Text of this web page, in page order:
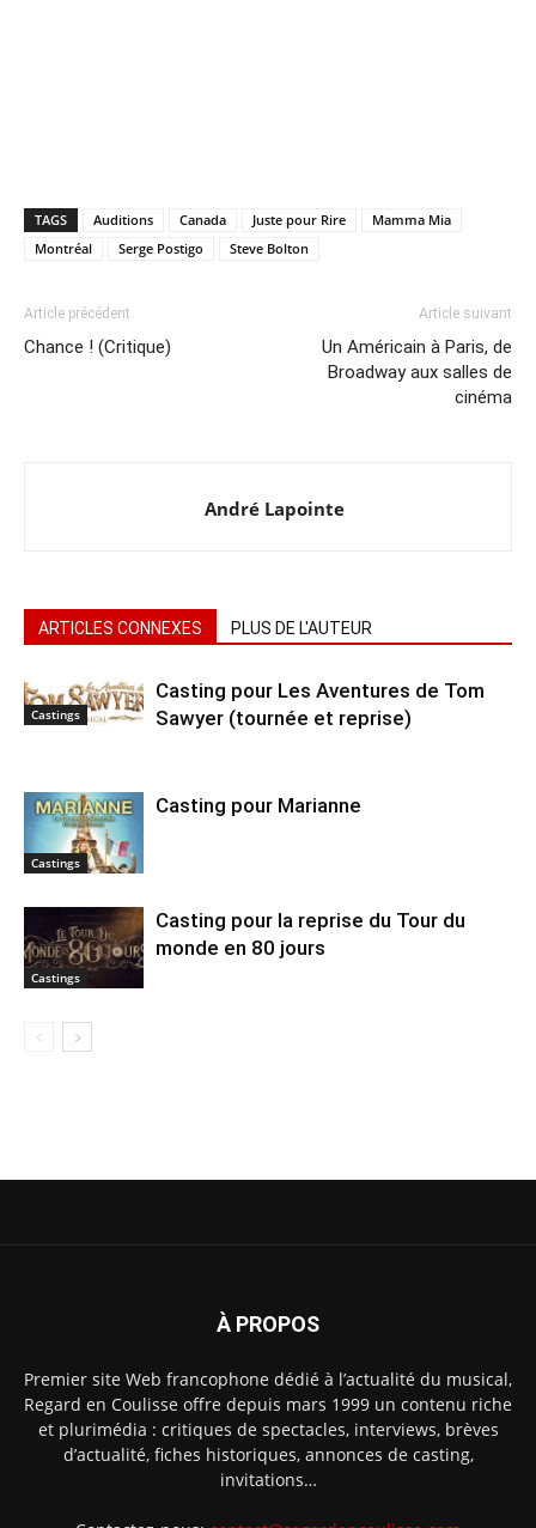
TAGS Auditions Canada Juste pour Rire
Mamma Mia
Montréal
Serge Postigo Steve Bolton
Article précédent
Chance ! (Critique)
Article suivant
Un Américain à Paris, de
Broadway aux salles de
cinéma
André Lapointe
ARTICLES CONNEXES PLUS DE L'AUTEUR
Castings
Casting pour Les Aventures de Tom
Sawyer (tournée et reprise)
Castings
Casting pour Marianne
Castings
Casting pour la reprise du Tour du
monde en 80 jours
À PROPOS
Premier site Web francophone dédié à l’actualité du musical,
Regard en Coulisse offre depuis mars 1999 un contenu riche
et plurimédia : critiques de spectacles, interviews, brèves
d’actualité, fiches historiques, annonces de casting,
invitations…